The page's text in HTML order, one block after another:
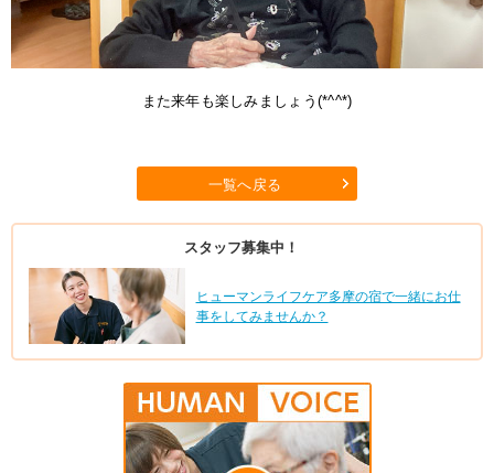
また来年も楽しみましょう(*^^*)
一覧へ戻る
スタッフ募集中！
ヒューマンライフケア多摩の宿で一緒にお仕
事をしてみませんか？